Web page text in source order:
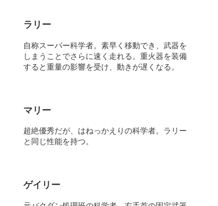
ラリー
自称スーパー科学者。素早く移動でき、武器を
しまうことでさらに速く走れる。重火器を装備
すると重量の影響を受け、動きが遅くなる。
マリー
超絶優秀だが、はねっかえりの科学者。ラリー
と同じ性能を持つ。
ゲイリー